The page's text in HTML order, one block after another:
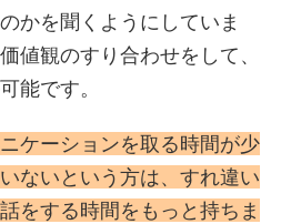
かを聞くようにしていま
値観のすり合わせをして、
能です。
ケーションを取る時間が少
ないという方は、すれ違い
をする時間をもっと持ちま